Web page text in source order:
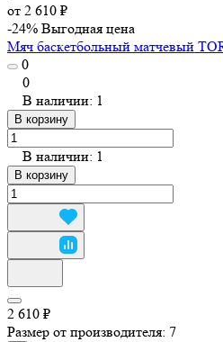
от 2 610 ₽
-24% Выгодная цена
Мяч баскетбольный матчевый
0
0
В наличии: 1
В корзину
В наличии: 1
В корзину
2 610 ₽
Размер от производителя: 7